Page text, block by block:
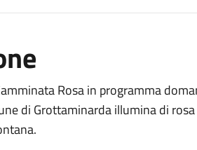
Rosa in programma
di Grottaminarda illumina di